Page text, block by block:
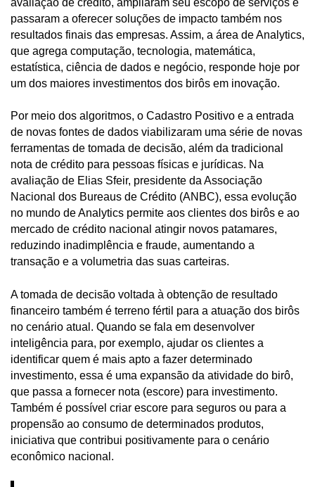
passaram a oferecer soluções de impacto também nos
resultados finais das empresas. Assim, a área de Analytics,
que agrega computação, tecnologia, matemática,
estatística, ciência de dados e negócio, responde hoje por
um dos maiores investimentos dos birôs em inovação.
Por meio dos algoritmos, o Cadastro Positivo e a entrada
de novas fontes de dados viabilizaram uma série de novas
ferramentas de tomada de decisão, além da tradicional
nota de crédito para pessoas físicas e jurídicas. Na
avaliação de Elias Sfeir, presidente da Associação
Nacional dos Bureaus de Crédito (ANBC), essa evolução
no mundo de Analytics permite aos clientes dos birôs e ao
mercado de crédito nacional atingir novos patamares,
reduzindo inadimplência e fraude, aumentando a
transação e a volumetria das suas carteiras.
A tomada de decisão voltada à obtenção de resultado
financeiro também é terreno fértil para a atuação dos birôs
no cenário atual. Quando se fala em desenvolver
inteligência para, por exemplo, ajudar os clientes a
identificar quem é mais apto a fazer determinado
investimento, essa é uma expansão da atividade do birô,
que passa a fornecer nota (escore) para investimento.
Também é possível criar escore para seguros ou para a
propensão ao consumo de determinados produtos,
iniciativa que contribui positivamente para o cenário
econômico nacional.